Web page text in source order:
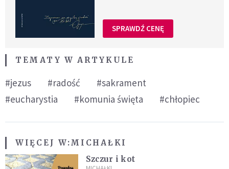
SPRAWDŹ CENĘ
TEMATY W ARTYKULE
#jezus #radość
#sakrament
#eucharystia
#komunia święta #chłopiec
WIĘCEJ W: MICHAŁKI
Szczur i kot